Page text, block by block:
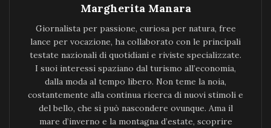
Margherita Manara
Giornalista per passione, curiosa per natura, free
lance per vocazione, ha collaborato con le principali
testate nazionali di quotidiani e riviste specializzate.
I suoi interessi spaziano dal turismo all’economia,
dalla moda al tempo libero. Non teme la noia,
costantemente alla continua ricerca di nuovi stimoli e
del bello, che si può nascondere ovunque. Ama il
mare d’inverno e la montagna d’estate, scoprire